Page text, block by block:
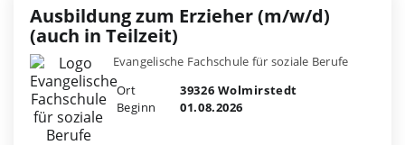
Ausbildung zum Erzieher (m/w/d)
(auch in Teilzeit)
Evangelische Fachschule für soziale Berufe
Ort
39326 Wolmirstedt
Beginn
01.08.2026